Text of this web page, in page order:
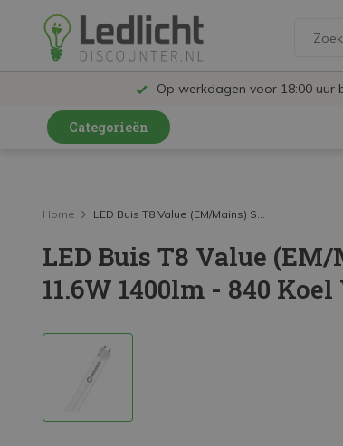
Op werkdagen voor 18:00
Categorieën
LED Railspots
LED Panelen
LED TL
LED Schijnwerpers
Home LED Buis T8 Value (EM/Mains) S...
LED Buis T8 Value
11.6W 1400lm - 840